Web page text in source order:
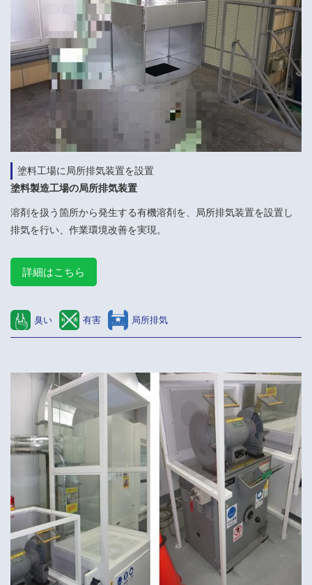
塗料工場に局所排気装置を設置
塗料製造工場の局所排気装置
溶剤を扱う箇所から発生する有機溶剤を、局所排気装置を設置し
排気を行い、作業環境改善を実現。
詳細はこちら
臭い 有害 局所排気